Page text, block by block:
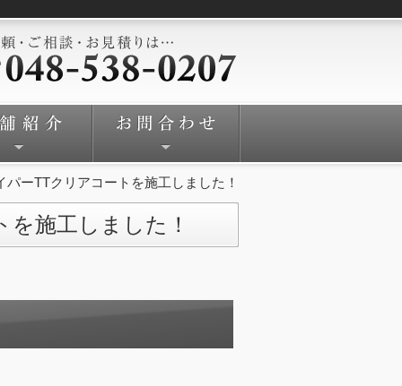
パーTTクリアコートを施工しました！
施工しました！